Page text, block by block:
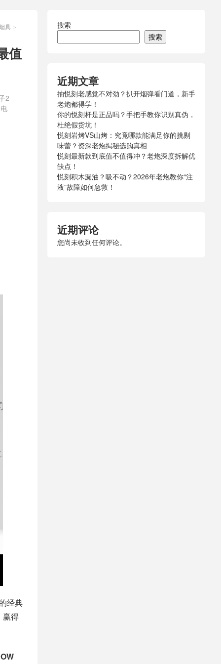
具 >
值
2
经典
赢得
搜索
搜索
近期文章
抽悦刻老感觉不对劲？扒开烟弹看门道，新手
老炮都得学！
你的悦刻杆是正品吗？手把手教你识别真伪，
杜绝假货坑！
悦刻岩烤VS山烤：究竟哪款能满足你的挑剔
味蕾？资深老炮揭秘选购真相
悦刻最新款到底值不值得冲？老炮深度拆解优
缺点！
悦刻积木漏油？吸不动？2026年老炮教你“注
液”故障如何急救！
近期评论
您尚未收到任何评论。